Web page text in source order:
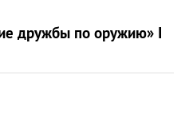
дружбы по оружию» I